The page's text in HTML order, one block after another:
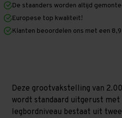
mm
x
800
mm
mm
800
mm
De staanders worden altijd
Europese top kwaliteit!
Klanten beoordelen ons met een
Deze grootvakstelling van
wordt standaard uitgerust met
legbordniveau bestaat uit